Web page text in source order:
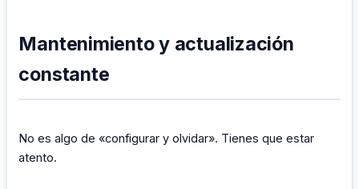
Mantenimiento y actualización
constante
No es algo de «configurar y olvidar». Tienes que estar
atento.